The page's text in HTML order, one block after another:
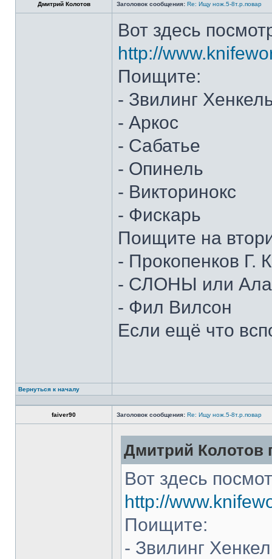
Дмитрий Колотов Заголовок сообщения: Re: Ищу нож.5-8т.р.повар
Вот здесь
http://
Поищите:
- Звилинг
- Аркос
- Сабатье
- Опинель
- Викторинокс
- Фискарь
Поищите на
- Прокопенков Г.
- СЛОНЫ или
- Фил Вилсон
Если ещё что
Вернуться к началу
faiver90 Заголовок сообщения: Re: Ищу нож.5-8т.р.повар
Дмитрий Колотов
Вот здесь
http://
Поищите:
- Звилинг